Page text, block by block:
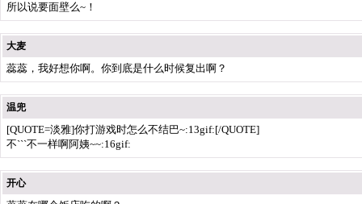
所以说要面壁么~！
大麦
蕊蕊，我好想你啊。你到底是什么时候复出啊？
温兜
[QUOTE=淡雅]你打游戏时怎么不结巴~:13gif:[/QUOTE]
不```不一样啊阿姨~~:16gif:
开心